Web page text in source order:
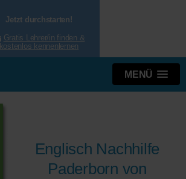
Jetzt durchstarten!
Gratis Lehrer/in finden &
kostenlos kennenlernen
MENÜ
Englisch Nachhilfe
Paderborn von